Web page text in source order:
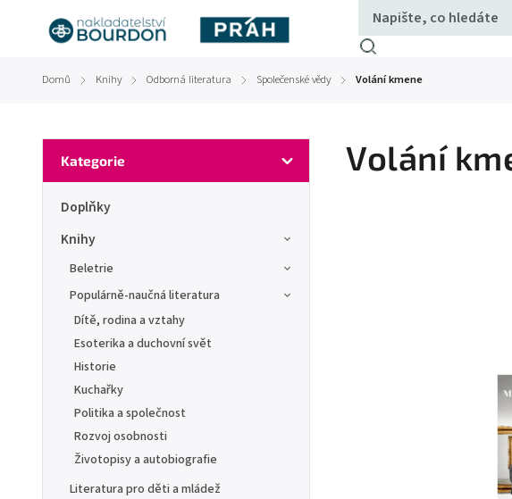
Domů / Knihy / Odborná literatura / Společenské vědy / Volání kmene
Kategorie
Doplňky
Knihy
Beletrie
Populárně-naučná literatura
Dítě, rodina a vztahy
Esoterika a duchovní svět
Historie
Kuchařky
Politika a společnost
Rozvoj osobnosti
Životopisy a autobiografie
Literatura pro děti a mládež
Volání